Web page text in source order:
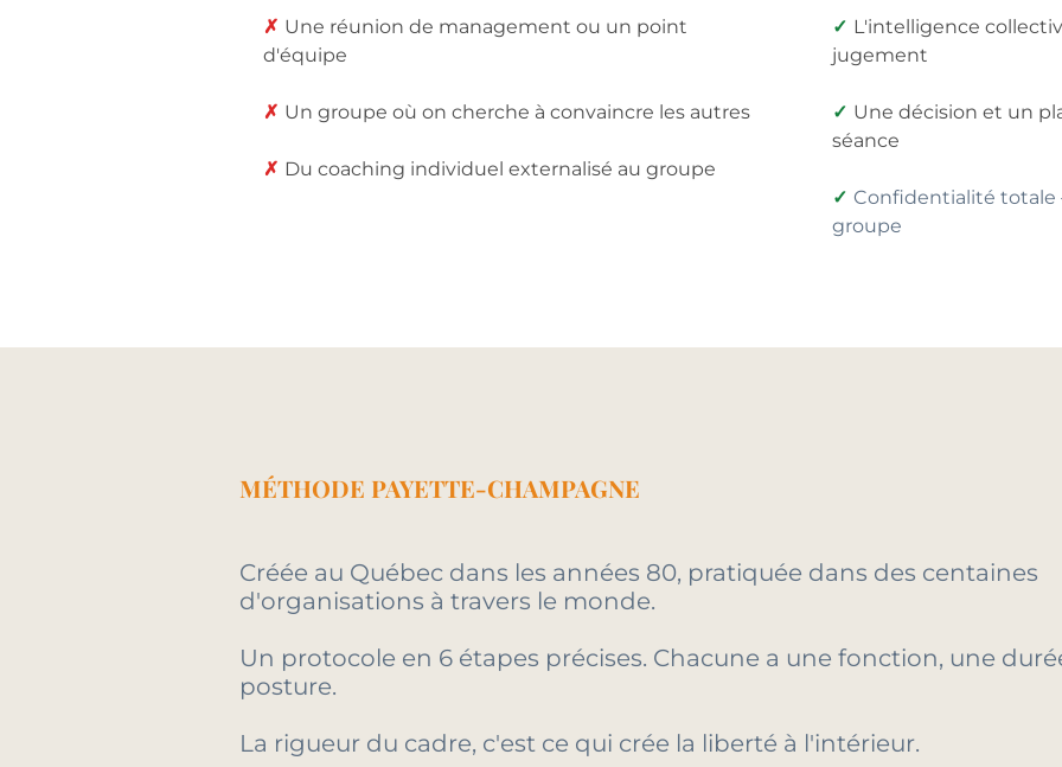
✗ Une réunion de management ou un point
d'équipe
✗ Un groupe où on cherche à convaincre les autres
✗ Du coaching individuel externalisé au groupe
✓ L'intelligence
jugement
✓ Une décision et un
séance
✓ Confidentialité totale
groupe
MÉTHODE PAYETTE-CHAMPAGNE
Créée au Québec dans les années 80, pratiquée dans des centaines
d'organisations à travers le monde.
Un protocole en 6 étapes précises. Chacune a une fonction, une
posture.
La rigueur du cadre, c'est ce qui crée la liberté à l'intérieur.